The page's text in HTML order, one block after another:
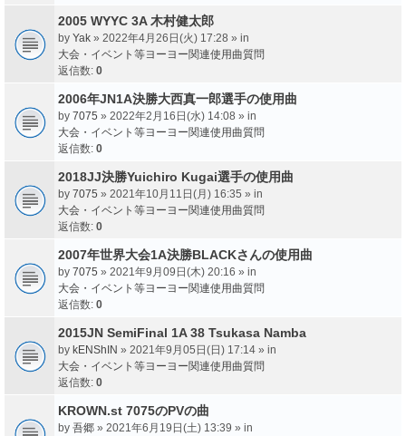
2005 WYYC 3A 木村健太郎
by Yak » 2022年4月26日(火) 17:28 » in
大会・イベント等ヨーヨー関連使用曲質問
返信数: 0
2006年JN1A決勝大西真一郎選手の使用曲
by 7075 » 2022年2月16日(水) 14:08 » in
大会・イベント等ヨーヨー関連使用曲質問
返信数: 0
2018JJ決勝Yuichiro Kugai選手の使用曲
by 7075 » 2021年10月11日(月) 16:35 » in
大会・イベント等ヨーヨー関連使用曲質問
返信数: 0
2007年世界大会1A決勝BLACKさんの使用曲
by 7075 » 2021年9月09日(木) 20:16 » in
大会・イベント等ヨーヨー関連使用曲質問
返信数: 0
2015JN SemiFinal 1A 38 Tsukasa Namba
by kENShIN » 2021年9月05日(日) 17:14 » in
大会・イベント等ヨーヨー関連使用曲質問
返信数: 0
KROWN.st 7075のPVの曲
by 吾郷 » 2021年6月19日(土) 13:39 » in